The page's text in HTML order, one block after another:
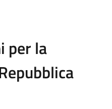
per la